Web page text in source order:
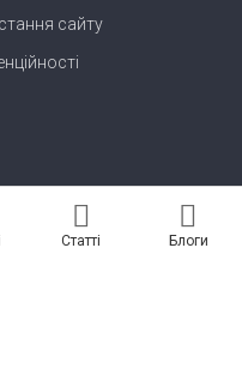
сайту
Статті Блоги